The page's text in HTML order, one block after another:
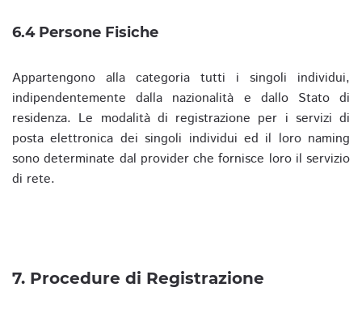
6.4 Persone Fisiche
Appartengono alla categoria tutti i singoli individui,
indipendentemente dalla nazionalità e dallo Stato di
residenza. Le modalità di registrazione per i servizi di
posta elettronica dei singoli individui ed il loro naming
sono determinate dal provider che fornisce loro il servizio
di rete.
7. Procedure di Registrazione